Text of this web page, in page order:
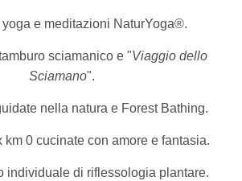
yoga e meditazioni NaturYoga®.
sciamanico e "Viaggio dello
Sciamano".
nella natura e Forest Bathing.
km 0 cucinate con amore e fantasia.
individuale di riflessologia plantare.